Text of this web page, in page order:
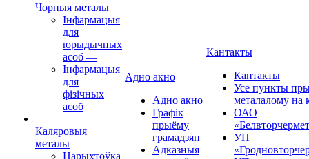
Чорныя металы
Інфармацыя
для
юрыдычных
асоб —
Інфармацыя
для
фізічных
асоб
Каляровыя
металы
Нарыхтоўка
Адно акно
Адно акно
Графік
прыёму
грамадзян
Адказныя
Кантакты
Кантакты
Усе пункты
металалому на
ОАО
УП